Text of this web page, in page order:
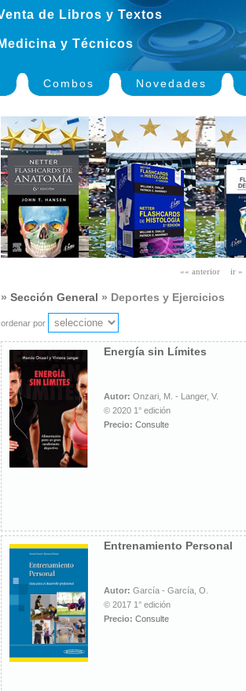
de Libros y Textos
Medicina y Técnicos
Combos Novedades
» Sección General » Deportes y Ejercicios
ordenar por
Energía sin Límites
Autor: Onzari, M. - Langer, V.
© 2020 1° edición
Precio: Consulte
Entrenamiento Personal
Autor: García - García, O.
© 2017 1° edición
Precio: Consulte